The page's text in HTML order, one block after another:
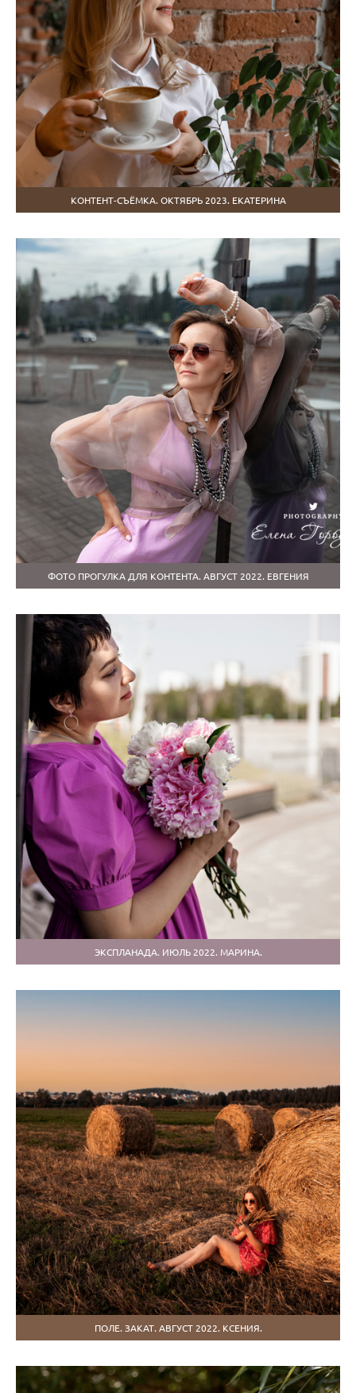
КОНТЕНТ-СЪЁМКА. ОКТЯБРЬ 2023. ЕКАТЕРИНА
ФОТО ПРОГУЛКА ДЛЯ КОНТЕНТА. АВГУСТ 2022. ЕВГЕНИЯ
ЭКСПЛАНАДА. ИЮЛЬ 2022. МАРИНА.
ПОЛЕ. ЗАКАТ. АВГУСТ 2022. КСЕНИЯ.